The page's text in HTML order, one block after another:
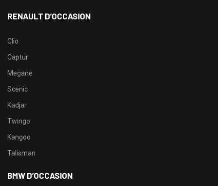
RENAULT D’OCCASION
Clio
Captur
Megane
Scenic
Kadjar
Twingo
Kangoo
Talisman
BMW D’OCCASION